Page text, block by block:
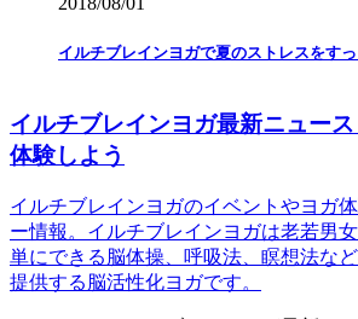
イルチブレインヨガで夏のストレスをすっ
イルチブレインヨガ最新ニュー
体験しよう
イルチブレインヨガのイベントやヨガ
ー情報。イルチブレインヨガは老若男
単にできる脳体操、呼吸法、瞑想法な
提供する脳活性化ヨガです。